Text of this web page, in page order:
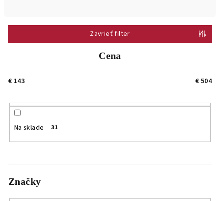
o
u
Zavrieť filter
Cena
€ 143 € 504
Na sklade 31
Značky